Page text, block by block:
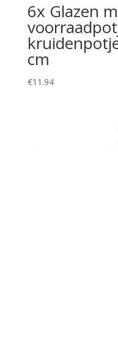
6x Glazen
cm
€11.94